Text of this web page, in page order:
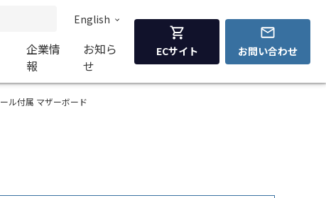
English
企業情
報
お知ら
せ
ECサイト お問い合わせ
ル付属 マザーボード